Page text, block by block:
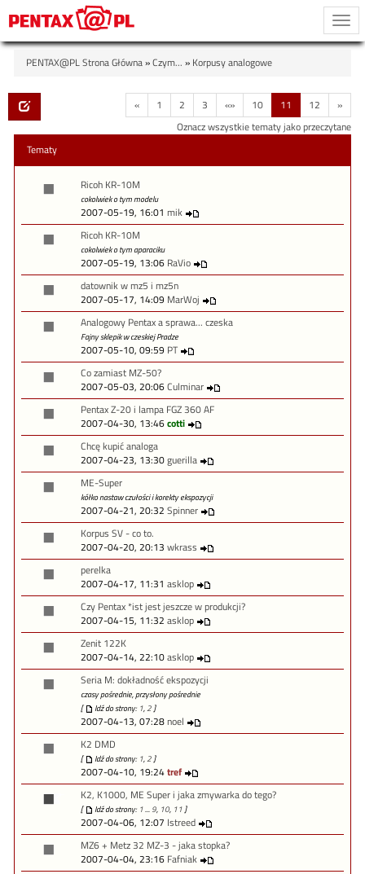
PENTAX@PL Strona Główna»Czym... » Korpusy analogowe
« 1 2 3 «» 10 11 12 »
Oznacz wszystkie tematy jako przeczytane
Tematy
Ricoh KR-10M
cokolwiek o tym modelu
2007-05-19, 16:01 mik
Ricoh KR-10M
cokolwiek o tym aparaciku
2007-05-19, 13:06 RaVio
datownik w mz5 i mz5n
2007-05-17, 14:09 MarWoj
Analogowy Pentax a sprawa... czeska
Fajny sklepik w czeskiej Pradze
2007-05-10, 09:59 PT
Co zamiast MZ-50?
2007-05-03, 20:06Culminar
Pentax Z-20 i lampa FGZ 360 AF
2007-04-30, 13:46cotti
Chcę kupić analoga
2007-04-23, 13:30guerilla
ME-Super
kółko nastaw czułości i korekty ekspozycji
2007-04-21, 20:32 Spinner
Korpus SV - co to.
2007-04-20, 20:13 wkrass
perelka
2007-04-17, 11:31 asklop
Czy Pentax *ist jest jeszcze w produkcji?
2007-04-15, 11:32 asklop
Zenit 122K
2007-04-14, 22:10asklop
Seria M: dokładność ekspozycji
czasy pośrednie, przysłony pośrednie
[
Idź do strony: 1,2]
2007-04-13, 07:28noel
K2 DMD
[ Idź do strony: 1,2]
2007-04-10, 19:24tref
K2, K1000, ME Super i jaka zmywarka do tego?
[ Idź do strony: 1... 9, 10, 11]
2007-04-06, 12:07 Istreed
MZ6 + Metz 32 MZ-3 - jaka stopka?
2007-04-04, 23:16 Fafniak